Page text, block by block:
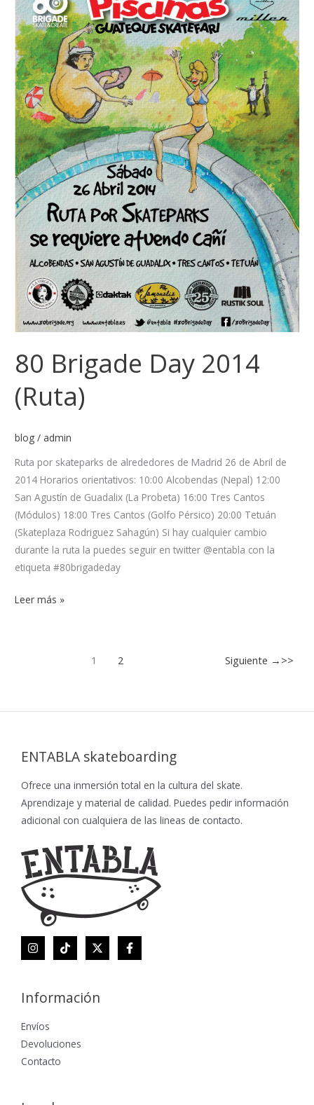
80 Brigade Day 2014
(Ruta)
blog / admin
Ruta por skateparks de alrededores de Madrid 26 de Abril de
2014 Horarios orientativos: 10:00 Alcobendas (Nepal) 12:00
San Agustín de Guadalix (La Probeta) 16:00 Tres Cantos
(Módulos) 18:00 Tres Cantos (Golfo Pérsico) 20:00 Tetuán
(Skateplaza Rodriguez Sahagún) Si hay cualquier cambio
durante la ruta la puedes seguir en twitter @entabla con la
etiqueta #80brigadeday
(Ruta)
Leer más »
1 2 Siguiente →
ENTABLA skateboarding
Ofrece una inmersión total en la cultura del skate.
Aprendizaje y material de calidad. Puedes pedir información
adicional con cualquiera de las lineas de contacto.
Información
Envíos
Devoluciones
Contacto